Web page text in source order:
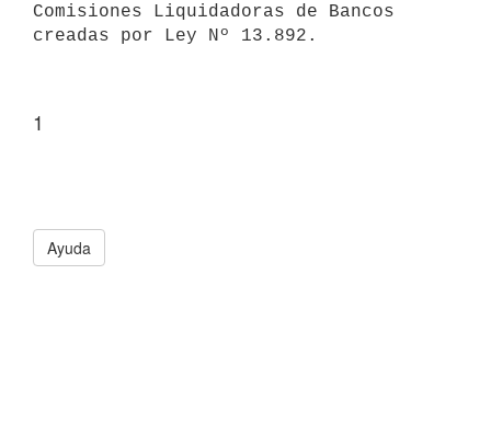
Comisiones Liquidadoras de Bancos
creadas por Ley Nº 13.892.
1
Ayuda